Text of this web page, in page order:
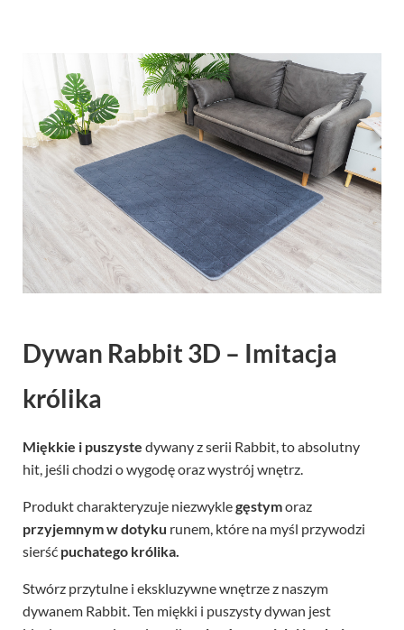
Dywan Rabbit 3D – Imitacja
królika
Miękkie i puszyste dywany z serii Rabbit, to absolutny
hit, jeśli chodzi o wygodę oraz wystrój wnętrz.
Produkt charakteryzuje niezwyklegęstymoraz
przyjemnym w dotyku runem, które na myśl przywodzi
sierść puchatego królika.
Stwórz przytulne i ekskluzywne wnętrze z naszym
dywanem Rabbit. Ten miękki i puszysty dywan jest